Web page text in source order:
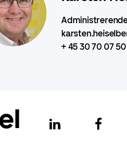
+ 45 30 70 07 50